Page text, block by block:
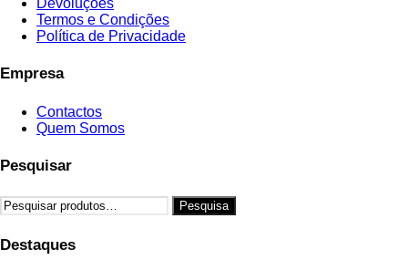
Termos e Condições
Política de Privacidade
Empresa
Contactos
Quem Somos
Pesquisar
Pesquisar
por:
Pesquisa
Destaques